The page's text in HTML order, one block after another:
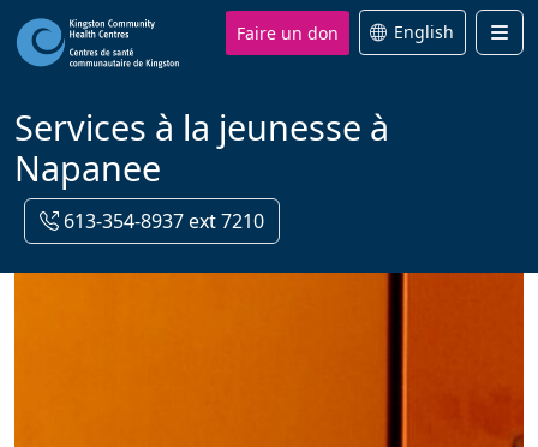
Faire un don English
Services à la jeunesse à
Napanee
613-354-8937 ext 7210